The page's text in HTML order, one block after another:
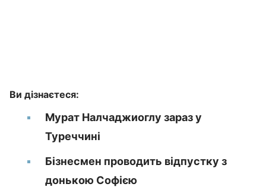
Ви дізнаєтеся:
Мурат Налчаджиоглу зараз у
Туреччині
Бізнесмен проводить відпустку з
донькою Софією